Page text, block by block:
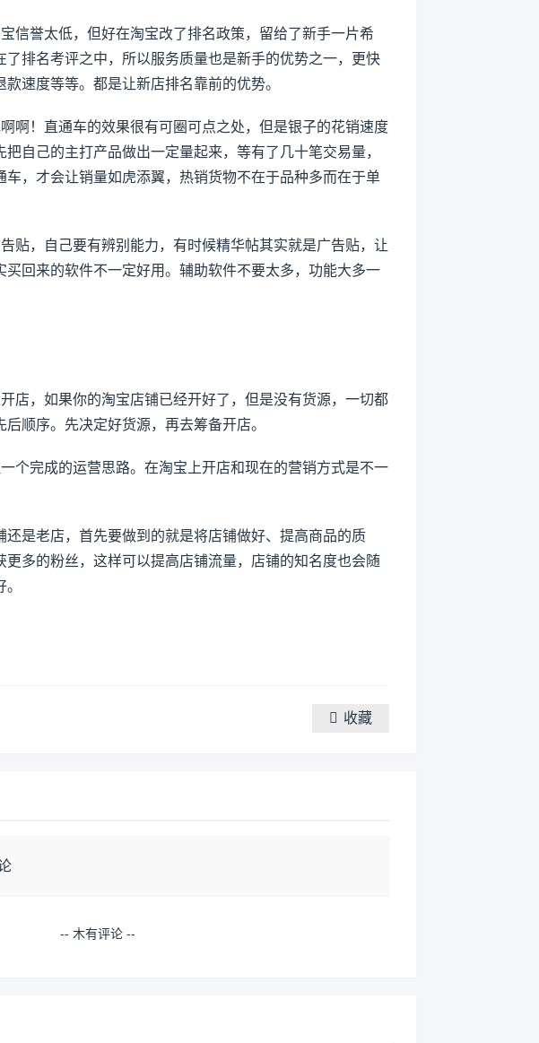
信誉太低，但好在淘宝改了排名政策，留给了新手一片希
了排名考评之中，所以服务质量也是新手的优势之一，更快
速度等等。都是让新店排名靠前的优势。
啊！直通车的效果很有可圈可点之处，但是银子的花销速度
自己的主打产品做出一定量起来，等有了几十笔交易量，
车，才会让销量如虎添翼，热销货物不在于品种多而在于单
贴，自己要有辨别能力，有时候精华帖其实就是广告贴，让
买回来的软件不一定好用。辅助软件不要太多，功能大多一
店，如果你的淘宝店铺已经开好了，但是没有货源，一切都
顺序。先决定好货源，再去筹备开店。
个完成的运营思路。在淘宝上开店和现在的营销方式是不一
还是老店，首先要做到的就是将店铺做好、提高商品的质
更多的粉丝，这样可以提高店铺流量，店铺的知名度也会随
收藏
-- 木有评论 --